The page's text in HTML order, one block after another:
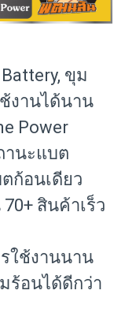
ขุม
งานได้นาน
Power
นะแบต
ก้อนเดียว
สินค้าเร็ว
รใช้งานนาน
ร้อนได้ดีกว่า